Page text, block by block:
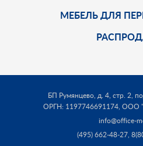
МЕБЕЛЬ ДЛЯ
БП Румянцево, д. 4, стр. 2,
ОРГН: 1197746691174, ООО
info@office-
(495) 662-48-27,